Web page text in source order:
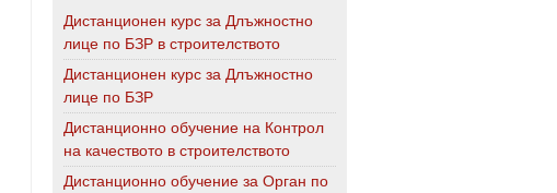
Дистанционен курс за Длъжностно
лице по БЗР в строителството
Дистанционен курс за Длъжностно
лице по БЗР
Дистанционно обучение на Контрол
на качеството в строителството
Дистанционно обучение за Орган по